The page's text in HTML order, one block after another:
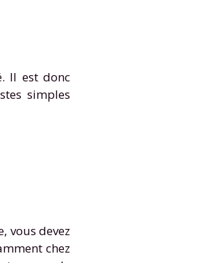
Il est donc
simples
vous devez
chez